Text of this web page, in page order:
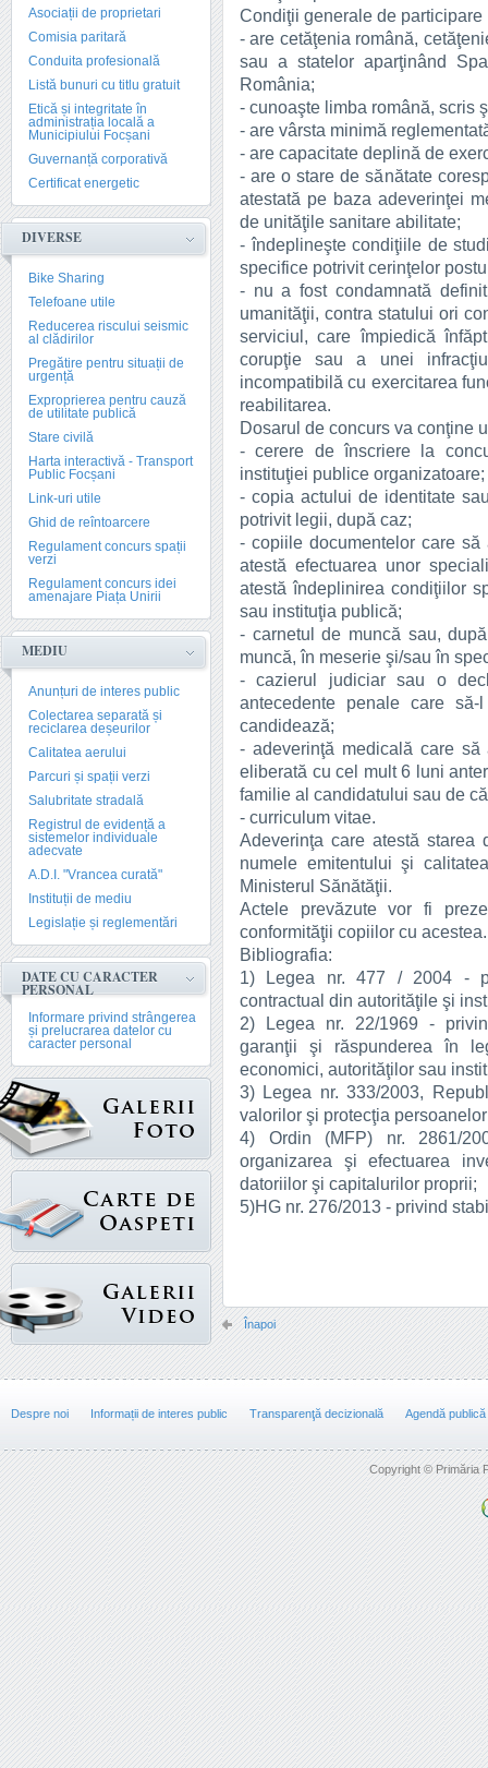
Asociații de proprietari
Comisia paritară
Conduita profesională
Listă bunuri cu titlu gratuit
Etică și integritate în
administrația locală a
Municipiului Focșani
Guvernanță corporativă
Certificat energetic
DIVERSE
Bike Sharing
Telefoane utile
Reducerea riscului seismic
al clădirilor
Pregătire pentru situații de
urgență
Exproprierea pentru cauză
de utilitate publică
Stare civilă
Harta interactivă - Transport
Public Focșani
Link-uri utile
Ghid de reîntoarcere
Regulament concurs spații
verzi
Regulament concurs idei
amenajare Piața Unirii
MEDIU
Anunțuri de interes public
Colectarea separată și
reciclarea deșeurilor
Calitatea aerului
Parcuri și spații verzi
Salubritate stradală
Registrul de evidență a
sistemelor individuale
adecvate
A.D.I. "Vrancea curată"
Instituții de mediu
Legislație și reglementări
DATE CU CARACTER
PERSONAL
Informare privind strângerea
și prelucrarea datelor cu
caracter personal
Condiţii generale de participare
- are cetăţenia română,
sau a statelor aparţinând
România;
- cunoaşte limba română, scris
- are vârsta minimă
- are capacitate deplină de
- are o stare de sănătate
atestată pe baza adeverinţei
de unităţile sanitare abilitate;
- îndeplineşte condiţiile de
specifice potrivit cerinţelor
- nu a fost condamnată
umanităţii, contra statului ori
serviciul, care împiedică
corupţie sau a unei
incompatibilă cu exercitarea
reabilitarea.
Dosarul de concurs va conţine
- cerere de înscriere la
instituţiei publice organizatoare;
- copia actului de identitate
potrivit legii, după caz;
- copiile documentelor care
atestă efectuarea unor
atestă îndeplinirea condiţiilor
sau instituţia publică;
- carnetul de muncă sau,
muncă, în meserie şi/sau în
- cazierul judiciar sau o
antecedente penale care
candidează;
- adeverinţă medicală care să
eliberată cu cel mult 6 luni
familie al candidatului sau de
- curriculum vitae.
Adeverinţa care atestă starea
numele emitentului şi
Ministerul Sănătăţii.
Actele prevăzute vor fi
conformităţii copiilor cu acestea.
Bibliografia:
1) Legea nr. 477 / 2004 -
contractual din autorităţile şi
2) Legea nr. 22/1969 -
garanţii şi răspunderea în
economici, autorităţilor sau
3) Legea nr. 333/2003,
valorilor şi protecţia
4) Ordin (MFP) nr. 2861/
organizarea şi efectuarea
datoriilor şi capitalurilor proprii;
5)HG nr. 276/2013 - privind
Înapoi
Despre noi Informații de interes public Transparenţă decizională Agendă publică
Copyright © Primăria